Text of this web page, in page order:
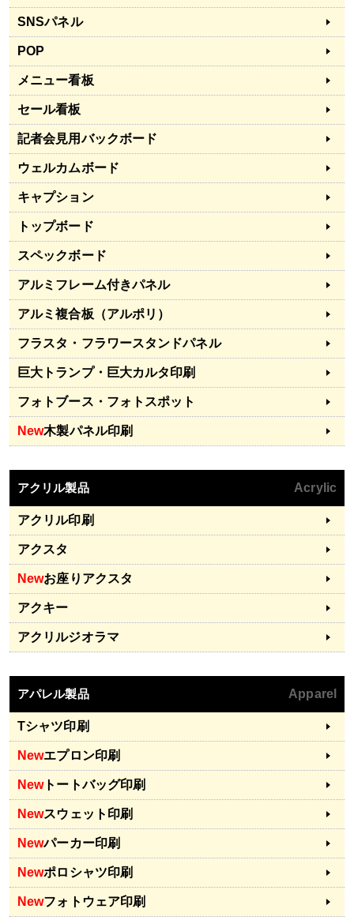
SNSパネル
POP
メニュー看板
セール看板
記者会見用バックボード
ウェルカムボード
キャプション
トップボード
スペックボード
アルミフレーム付きパネル
アルミ複合板（アルポリ）
フラスタ・フラワースタンドパネル
巨大トランプ・巨大カルタ印刷
フォトブース・フォトスポット
New木製パネル印刷
アクリル製品 Acrylic
アクリル印刷
アクスタ
Newお座りアクスタ
アクキー
アクリルジオラマ
アパレル製品 Apparel
Tシャツ印刷
Newエプロン印刷
Newトートバッグ印刷
Newスウェット印刷
Newパーカー印刷
Newポロシャツ印刷
Newフォトウェア印刷